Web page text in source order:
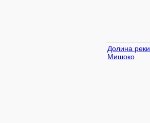
Долина реки
Мишоко